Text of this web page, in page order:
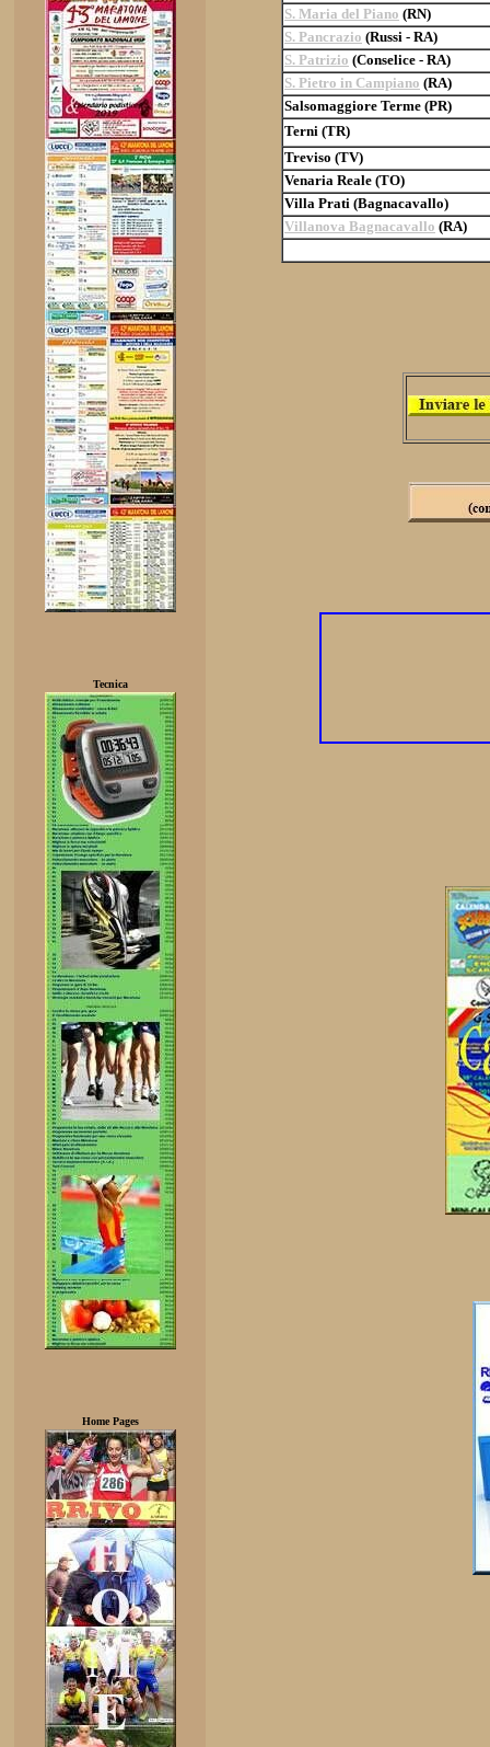
S. Maria del Piano (RN)
S. Pancrazio (Russi - RA)
S. Patrizio (Conselice - RA)
S. Pietro in Campiano (RA)
Salsomaggiore Terme (PR)
Terni (TR)
Treviso (TV)
Venaria Reale (TO)
Villa Prati (Bagnacavallo)
Villanova Bagnacavallo (RA)
Tecnica
Home Pages